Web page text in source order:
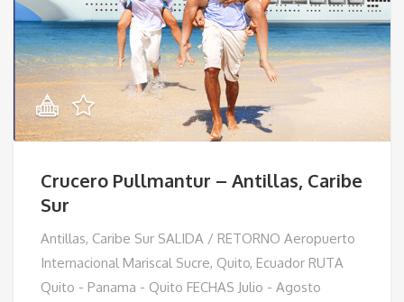
Crucero Pullmantur – Antillas, Caribe
Sur
Antillas, Caribe Sur SALIDA / RETORNO Aeropuerto
Internacional Mariscal Sucre, Quito, Ecuador RUTA
Quito - Panama - Quito FECHAS Julio - Agosto